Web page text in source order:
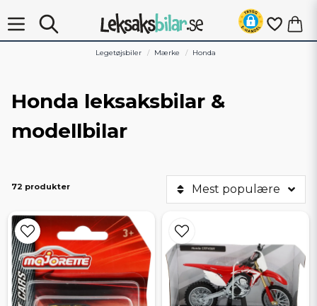
Legetøjsbiler Mærke Honda
Honda leksaksbilar &
modellbilar
72 produkter Mest populære